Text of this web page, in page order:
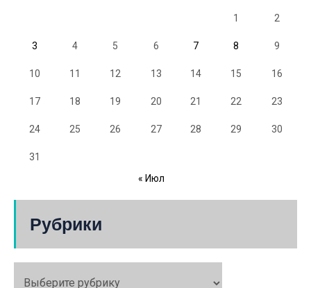
1 2
3 4 5 6 7 8 9
10 11 12 13 14 15 16
17 18 19 20 21 22 23
24 25 26 27 28 29 30
31
« Июл
Рубрики